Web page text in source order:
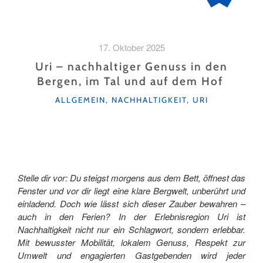
17. Oktober 2025
Uri – nachhaltiger Genuss in den
Bergen, im Tal und auf dem Hof
KATEGORIEN
ALLGEMEIN, NACHHALTIGKEIT, URI
Stelle dir vor: Du steigst morgens aus dem Bett, öffnest das
Fenster und vor dir liegt eine klare Bergwelt, unberührt und
einladend. Doch wie lässt sich dieser Zauber bewahren –
auch in den Ferien? In der Erlebnisregion Uri ist
Nachhaltigkeit nicht nur ein Schlagwort, sondern erlebbar.
Mit bewusster Mobilität, lokalem Genuss, Respekt zur
Umwelt und engagierten Gastgebenden wird jeder